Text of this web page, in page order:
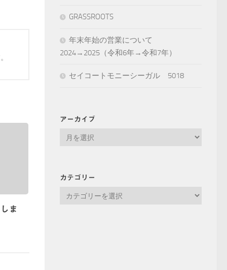
ま
GRASSROOTS
年末年始の営業について
2024→2025（令和6年→令和7年）
セイコートモニーシーガル 5018
アーカイブ
ブ
カテゴリー